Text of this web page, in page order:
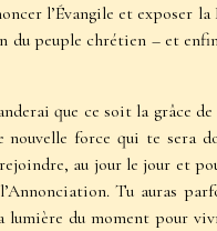
l’Évangile et exposer
peuple chrétien – et
que ce soit la grâce
nouvelle force qui te
au jour le jour et
Tu auras
lumière du moment pour